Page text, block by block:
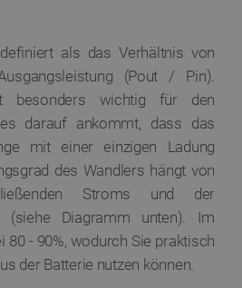
als das Verhältnis von
(Pout / Pin).
besonders wichtig für den
darauf ankommt, dass das
mit einer einzigen Ladung
des Wandlers hängt von
Stroms und der
(siehe Diagramm unten). Im
80 - 90%, wodurch Sie praktisch
der Batterie nutzen können.
.youtube.com
botland.de